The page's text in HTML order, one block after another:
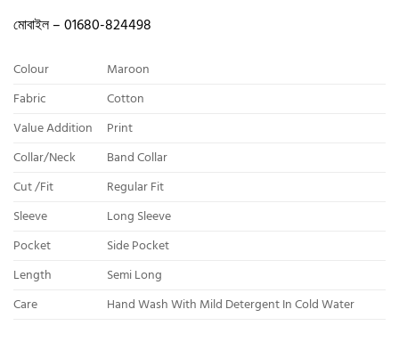
মোবাইল – 01680-824498
Colour
Maroon
Fabric
Cotton
Value Addition
Print
Collar/Neck
Band Collar
Cut /Fit
Regular Fit
Sleeve
Long Sleeve
Pocket
Side Pocket
Length
Semi Long
Care
Hand Wash With Mild Detergent In Cold Water